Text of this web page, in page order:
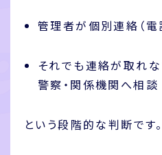
管理者が個別連絡（電
それでも連絡が取れ
警察・関係機関へ相談
という段階的な判断です。